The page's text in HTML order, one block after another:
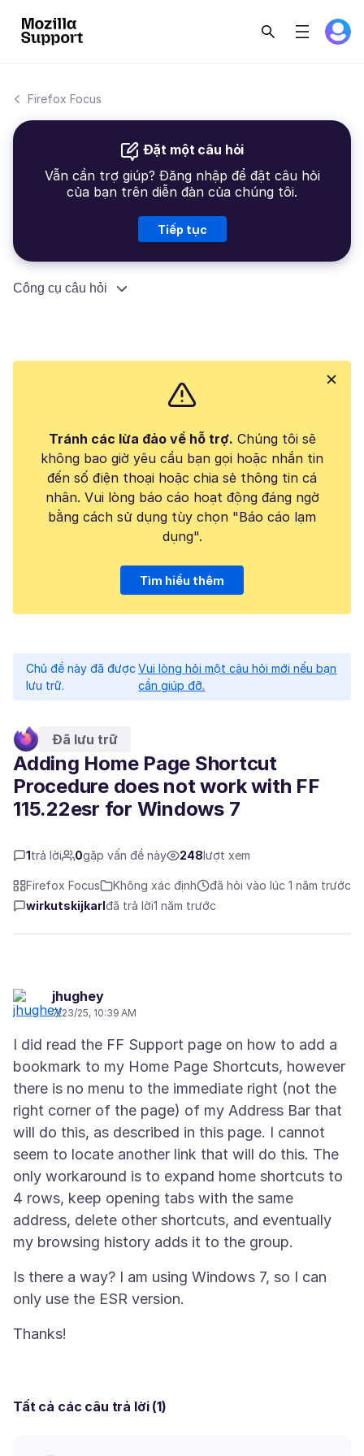
Firefox Focus
Đặt một câu hỏi
Vẫn cần trợ giúp? Đăng nhập để đặt câu hỏi
của bạn trên diễn đàn của chúng tôi.
Tiếp tục
Công cụ câu hỏi
Tránh các lừa đảo về hỗ trợ. Chúng tôi sẽ
không bao giờ yêu cầu bạn gọi hoặc nhắn tin
đến số điện thoại hoặc chia sẻ thông tin cá
nhân. Vui lòng báo cáo hoạt động đáng ngờ
bằng cách sử dụng tùy chọn "Báo cáo lạm
dụng".
Tìm hiểu thêm
Chủ đề này đã được
lưu trữ.
Vui lòng hỏi một câu hỏi mới nếu bạn
cần giúp đỡ.
Đã lưu trữ
Adding Home Page Shortcut
Procedure does not work with FF
115.22esr for Windows 7
1trả lời 0gặp vấn đề này 248lượt xem
Firefox Focus Không xác định
đã hỏi vào lúc 1 năm trước
wirkutskijkarlđã trả lời1 năm trước
jhughey
7/23/25, 10:39 AM
I did read the FF Support page on how to add a
bookmark to my Home Page Shortcuts, however
there is no menu to the immediate right (not the
right corner of the page) of my Address Bar that
will do this, as described in this page. I cannot
seem to locate another link that will do this. The
only workaround is to expand home shortcuts to
4 rows, keep opening tabs with the same
address, delete other shortcuts, and eventually
Is there a way? I am using Windows 7, so I can
Tất cả các câu trả lời (1)